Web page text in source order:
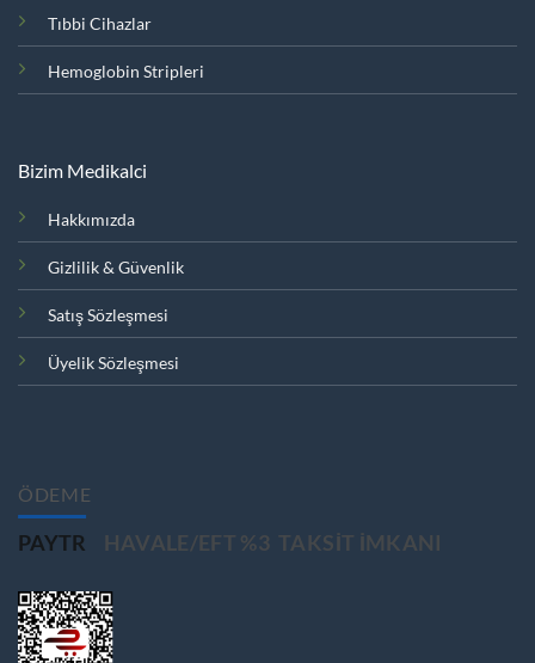
Tıbbi Cihazlar
Hemoglobin Stripleri
Bizim Medikalci
Hakkımızda
Gizlilik & Güvenlik
Satış Sözleşmesi
Üyelik Sözleşmesi
ÖDEME
PAYTR HAVALE/EFT %3 TAKSIT IMKANI